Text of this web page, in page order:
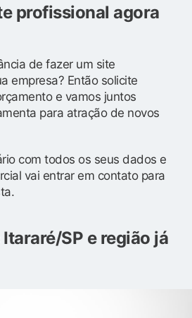
profissional agora
de fazer um site
empresa? Então solicite
e vamos juntos
para atração de novos
com todos os seus dados e
vai entrar em contato para
SP e região já